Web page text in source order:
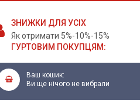
ЗНИЖКИ ДЛЯ УСІХ
Як отримати 5%-10%-15%
ГУРТОВИМ ПОКУПЦЯМ:
Ваш кошик:
Ви ще нічого не вибрали